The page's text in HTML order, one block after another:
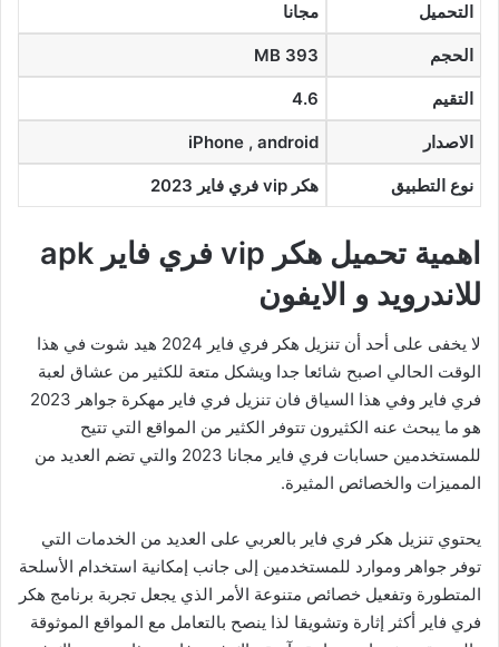
التحميل مجانا
الحجم 393 MB
التقيم 4.6
الاصدار iPhone , android
نوع التطبيق هكر vip فري فاير 2023
اهمية تحميل هكر vip فري فاير apk
للاندرويد و الايفون
لا يخفى على أحد أن تنزيل هكر فري فاير 2024 هيد شوت في هذا
الوقت الحالي اصبح شائعا جدا ويشكل متعة للكثير من عشاق لعبة
فري فاير وفي هذا السياق فان تنزيل فري فاير مهكرة جواهر 2023
هو ما يبحث عنه الكثيرون تتوفر الكثير من المواقع التي تتيح
للمستخدمين حسابات فري فاير مجانا 2023 والتي تضم العديد من
المميزات والخصائص المثيرة.
يحتوي تنزيل هكر فري فاير بالعربي على العديد من الخدمات التي
توفر جواهر وموارد للمستخدمين إلى جانب إمكانية استخدام الأسلحة
المتطورة وتفعيل خصائص متنوعة الأمر الذي يجعل تجربة برنامج هكر
فري فاير أكثر إثارة وتشويقا لذا ينصح بالتعامل مع المواقع الموثوقة